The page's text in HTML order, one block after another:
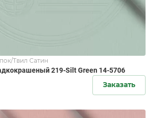
Твил Сатин
219-Silt Green 14-5706
Заказать